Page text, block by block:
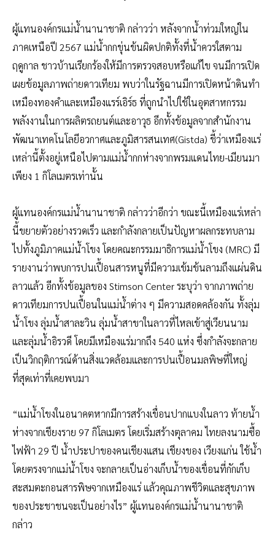
ผู้แทนองค์กรแม่น้ำนานาชาติ กล่าวว่า หลังจากน้ำท่วมใหญ่ใน
ภาคเหนือปี 2567 แม่น้ำกกขุ่นข้นผิดปกติทั้งที่น้ำควรใสตาม
ฤดูกาล ชาวบ้านเรียกร้องให้มีการตรวจสอบหรือแก้ไข จนมีการเปิด
เผยข้อมูลภาพถ่ายดาวเทียม พบว่าในรัฐฉานมีการเปิดหน้าดินทำ
เหมืองทองคำและเหมืองแรร์เอิร์ธ ที่ถูกนำไปใช้ในอุตสาหกรรม
พลังงานในการผลิตรถยนต์และอาวุธ อีกทั้งข้อมูลจากสำนักงาน
พัฒนาเทคโนโลยีอวกาศและภูมิสารสนเทศ(Gistda) ชี้ว่าเหมืองแร่
เหล่านี้ตั้งอยู่เหนือไปตามแม่น้ำกกห่างจากพรมแดนไทย-เมียนมา
เพียง 1 กิโลเมตรเท่านั้น
ผู้แทนองค์กรแม่น้ำนานาชาติ กล่าวว่าอีกว่า ขณะนี้เหมืองแร่เหล่า
นี้ขยายตัวอย่างรวดเร็ว และกำลังกลายเป็นปัญหาผลกระทบลาม
ไปทั้งภูมิภาคแม่น้ำโขง โดยคณะกรรมมาธิการแม่น้ำโขง (MRC) มี
รายงานว่าพบการปนเปื้อนสารหนูที่มีความเข้มข้นลามถึงแผ่นดิน
ลาวแล้ว อีกทั้งข้อมูลของ Stimson Center ระบุว่า จากภาพถ่าย
ดาวเทียมการปนเปื้อนในแม่น้ำต่าง ๆ มีความสอดคล้องกัน ทั้งลุ่ม
น้ำโขง ลุ่มน้ำสาละวิน ลุ่มน้ำสาขาในลาวที่ไหลเข้าสู่เวียนนาม
และลุ่มน้ำอิรวดี โดยมีเหมืองแร่มากถึง 540 แห่ง ซึ่งกำลังจะกลาย
เป็นวิกฤติการณ์ด้านสิ่งแวดล้อมและการปนเปื้อนมลพิษที่ใหญ่
ที่สุดเท่าที่เคยพบมา
“แม่น้ำโขงในอนาคตหากมีการสร้างเขื่อนปากแบงในลาว ท้ายน้ำ
ห่างจากเชียงราย 97 กิโลเมตร โดยเริ่มสร้างตุลาคม ไทยลงนามซื้อ
ไฟฟ้า 29 ปี น้ำประปาของคนเชียงแสน เชียงของ เวียงแก่น ใช้น้ำ
โดยตรงจากแม่น้ำโขง จะกลายเป็นอ่างเก็บน้ำของเขื่อนที่กักเก็บ
สะสมตะกอนสารพิษจากเหมืองแร่ แล้วคุณภาพชีวิตและสุขภาพ
ของประชาชนจะเป็นอย่างไร” ผู้แทนองค์กรแม่น้ำนานาชาติ
กล่าว